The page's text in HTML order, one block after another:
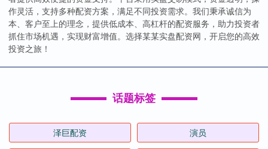
作灵活，支持多种配资方案，满足不同投资需求。我们秉承诚信为
本、客户至上的理念，提供低成本、高杠杆的配资服务，助力投资者
抓住市场机遇，实现财富增值。选择某某实盘配资网，开启您的高效
投资之旅！
话题标签
泽巨配资 演员